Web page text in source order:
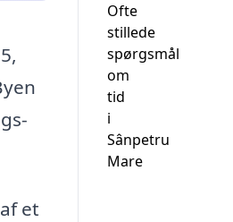
et
Ofte
stillede
spørgsmål
om
tid
i
Sânpetru
Mare